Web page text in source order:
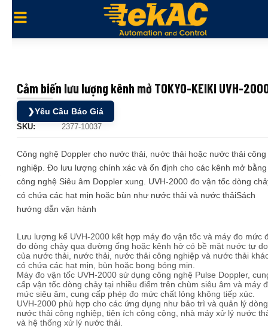
Cảm biến lưu lượng kênh mở TOKYO-KEIKI UVH-
❯Yêu Cầu Báo Giá
SKU: 2377-10037
Công nghệ Doppler cho nước thải, nước thải hoặc nước thải công
nghiệp. Đo lưu lượng chính xác và ổn định cho các kênh mở bằng
công nghệ Siêu âm Doppler xung. UVH-2000 đo vận tốc dòng
có chứa các hạt mịn hoặc bùn như nước thải và nước thảiSách
hướng dẫn vận hành
Lưu lượng kế UVH-2000 kết hợp máy đo vận tốc và máy đo mức
đo dòng chảy qua đường ống hoặc kênh hở có bề mặt nước tự do
của nước thải, nước thải, nước thải công nghiệp và nước thải
có chứa các hạt mịn, bùn hoặc bong bóng mịn.
Máy đo vận tốc UVH-2000 sử dụng công nghệ Pulse Doppler,
cấp vận tốc dòng chảy tại nhiều điểm trên chùm siêu âm và máy
mức siêu âm, cung cấp phép đo mức chất lỏng không tiếp xúc.
UVH-2000 phù hợp cho các ứng dụng như bảo trì và quản lý dòng
nước thải công nghiệp, tiện ích công cộng, nhà máy xử lý nước
và hệ thống xử lý nước thải.